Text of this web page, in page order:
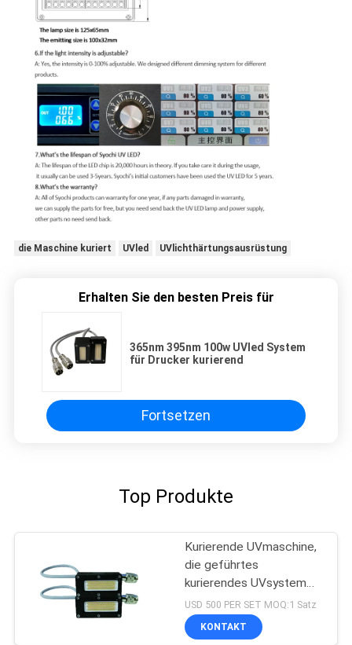
die Maschine kuriert UVled UVlichthärtungsausrüstung
Erhalten Sie den besten Preis für
365nm 395nm 100w UVled System
für Drucker kurierend
Fortsetzen
Top Produkte
Kurierende UVmaschine,
die geführtes
kurierendes UVsystem
der hohen Leistung der
Größen-50x20 Millimeter
der Wellenlängen-395nm
USD 500 PER SET MOQ:1 Satz
KONTAKT